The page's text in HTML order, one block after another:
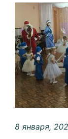
8 января,